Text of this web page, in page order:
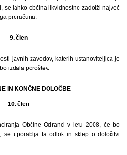
se lahko občina likvidnostno zadolži največ
proračuna.
9. člen
javnih zavodov, katerih ustanoviteljica je
izdala poroštev.
IN KONČNE DOLOČBE
10. člen
Občine Odranci v letu 2008, če bo
se uporablja ta odlok in sklep o določitvi